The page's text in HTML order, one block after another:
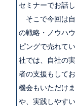
セミナーでお話
そこで今回は
の戦略・ノウハ
ピングで売れて
社では、自社の
者の支援もして
機会もいただけ
や、実践しやす